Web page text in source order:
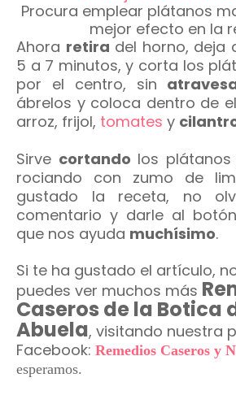
Procura emplear plátanos
mejor efecto en la
Ahora retira del horno, deja
5 a 7 minutos, y corta los
por el centro, sin
ábrelos y coloca dentro de
arroz, frijol, tomates y
Sirve cortando los
rociando con zumo de
gustado la receta, no
comentario y darle al
que nos ayuda muchísimo.
Si te ha gustado el artículo,
puedes ver muchos más
Caseros de la Botica
Abuela, visitando nuestra
Facebook: Remedios Caseros y
esperamos.